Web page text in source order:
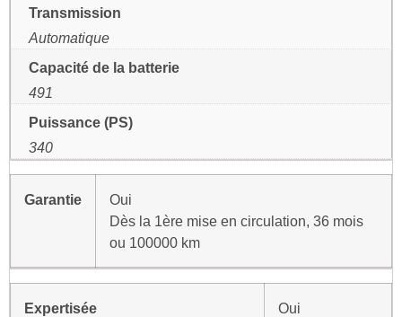
Transmission
Automatique
Capacité de la batterie
491
Puissance (PS)
340
Garantie
Oui
Dès la 1ère mise en circulation, 36 mois
ou 100000 km
Expertisée Oui